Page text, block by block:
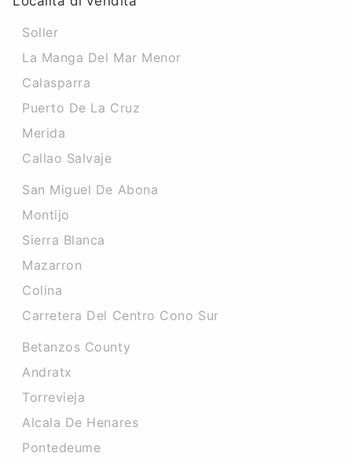
Soller
La Manga Del Mar Menor
Calasparra
Puerto De La Cruz
Merida
Callao Salvaje
San Miguel De Abona
Montijo
Sierra Blanca
Mazarron
Colina
Carretera Del Centro Cono Sur
Betanzos County
Andratx
Torrevieja
Alcala De Henares
Pontedeume